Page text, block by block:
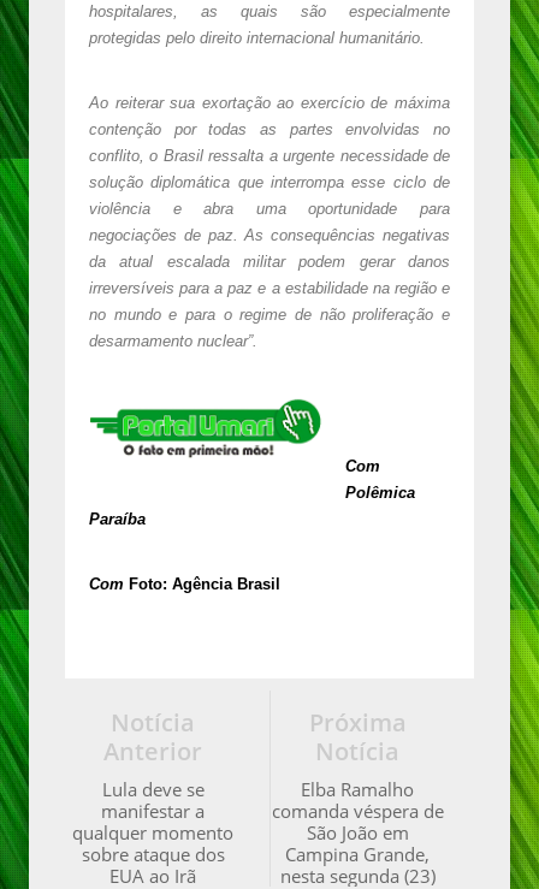
hospitalares, as quais são especialmente
protegidas pelo direito internacional humanitário.
Ao reiterar sua exortação ao exercício de máxima
contenção por todas as partes envolvidas no
conflito, o Brasil ressalta a urgente necessidade de
solução diplomática que interrompa esse ciclo de
violência e abra uma oportunidade para
negociações de paz. As consequências negativas
da atual escalada militar podem gerar danos
irreversíveis para a paz e a estabilidade na região e
no mundo e para o regime de não proliferação e
desarmamento nuclear”.
Com
Polêmica
Paraíba
Com Foto: Agência Brasil
Próxima
Notícia
Elba Ramalho
comanda véspera de
São João em
Campina Grande,
nesta segunda (23)
Notícia
Anterior
Lula deve se
manifestar a
qualquer momento
sobre ataque dos
EUA ao Irã